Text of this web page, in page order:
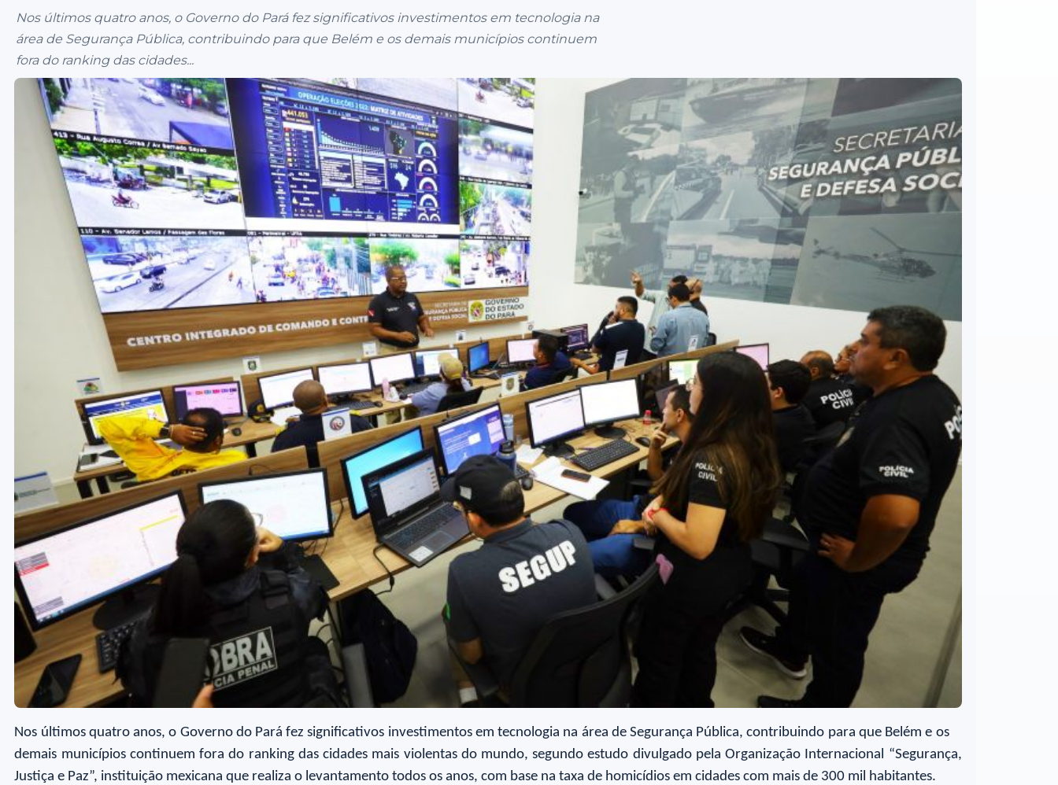
Nos últimos quatro anos, o Governo do Pará fez significativos investimentos em tecnologia na
área de Segurança Pública, contribuindo para que Belém e os demais municípios continuem
fora do ranking das cidades...
Nos últimos quatro anos, o Governo do Pará fez significativos investimentos em tecnologia na área de Segurança Pública, contribuindo para que Belém e os
demais municípios continuem fora do ranking das cidades mais violentas do mundo, segundo estudo divulgado pela Organização Internacional “Segurança,
Justiça e Paz”, instituição mexicana que realiza o levantamento todos os anos, com base na taxa de homicídios em cidades com mais de 300 mil habitantes.